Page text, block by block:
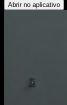
Abrir no aplicativo